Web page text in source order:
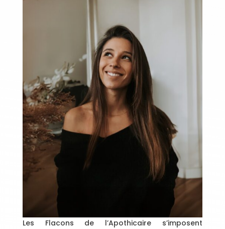
Les Flacons de l’Apothicaire s’imposent